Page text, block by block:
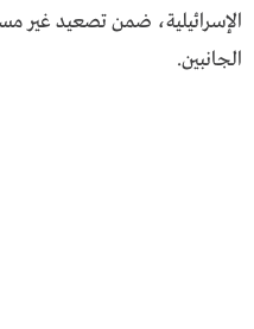
الإسرائيلية، ضمن تصعيد غير
الجانبين.